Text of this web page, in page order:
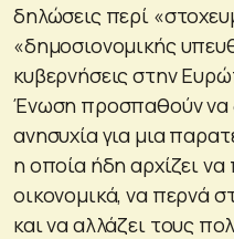
δηλώσεις περί
«δημοσιονομικής
κυβερνήσεις στην
Ένωση προσπαθούν να
ανησυχία για μια
η οποία ήδη αρχίζει
οικονομικά, να περνά
και να αλλάζει τους